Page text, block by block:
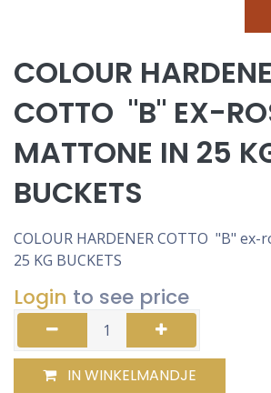
COLOUR
COTTO "B" EX-
MATTONE IN 25
BUCKETS
COLOUR HARDENER COTTO "B"
25 KG BUCKETS
Login to see price
IN WINKELMANDJE